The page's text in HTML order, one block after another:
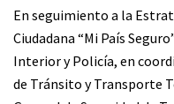
En seguimiento a la
Ciudadana “Mi País
Interior y Policía, en
de Tránsito y Transporte